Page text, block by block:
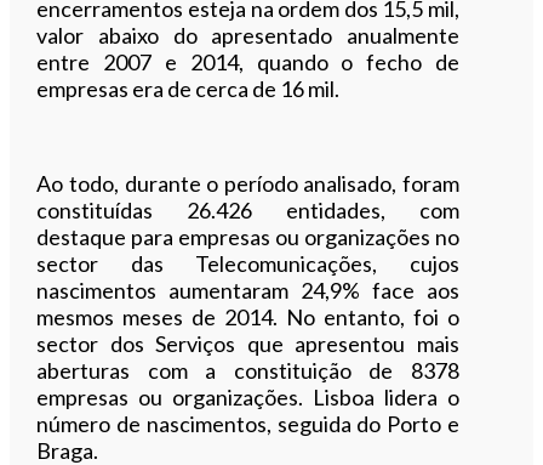
encerramentos esteja na ordem dos 15,5 mil,
valor abaixo do apresentado anualmente
entre 2007 e 2014, quando o fecho de
empresas era de cerca de 16 mil.
Ao todo, durante o período analisado, foram
constituídas 26.426 entidades, com
destaque para empresas ou organizações no
sector das Telecomunicações, cujos
nascimentos aumentaram 24,9% face aos
mesmos meses de 2014. No entanto, foi o
sector dos Serviços que apresentou mais
aberturas com a constituição de 8378
empresas ou organizações. Lisboa lidera o
número de nascimentos, seguida do Porto e
Braga.